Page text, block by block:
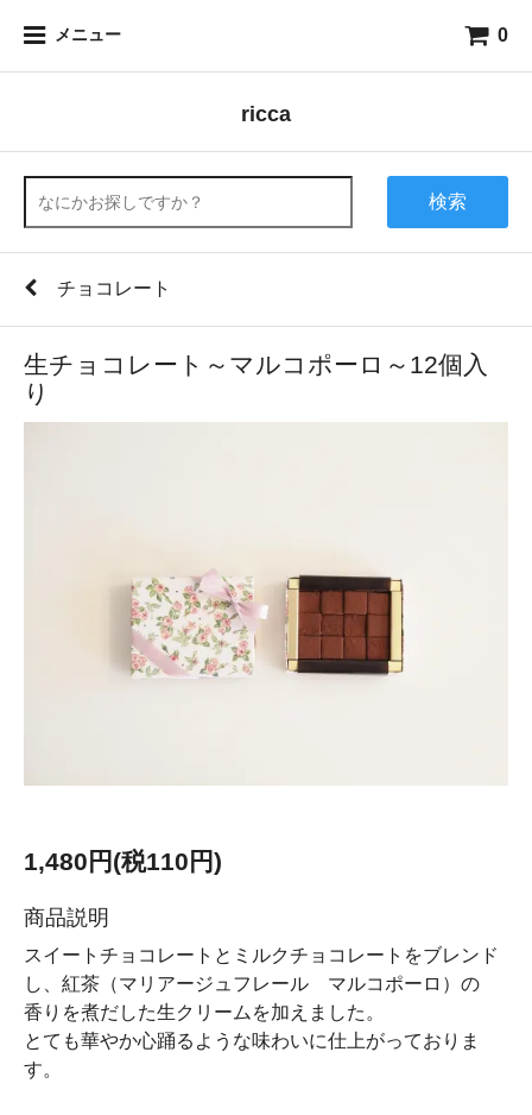
メニュー 0
ricca
検索
チョコレート
生チョコレート～マルコポーロ～12個入
り
1,480円(税110円)
商品説明
スイートチョコレートとミルクチョコレートをブレンド
し、紅茶（マリアージュフレール マルコポーロ）の
香りを煮だした生クリームを加えました。
とても華やか心踊るような味わいに仕上がっておりま
す。